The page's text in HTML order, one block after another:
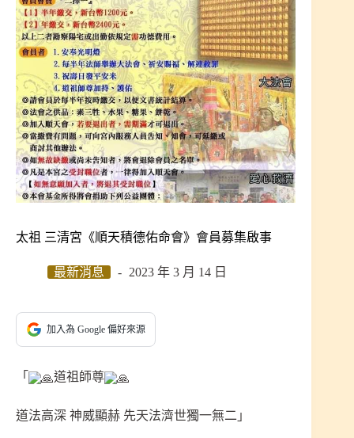
太祖 三清宮《順天積德佑命會》會員募集啟事
最新消息 2023 年 3 月 14 日
加入為 Google 偏好來源
「 道祖師尊
道法高深 神威顯赫 先天法濟世獨一無二」